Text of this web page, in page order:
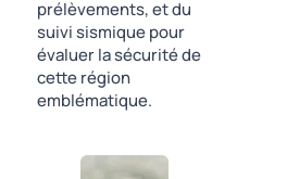
prélèvements, et du
suivi sismique pour
évaluer la sécurité de
cette région
emblématique.